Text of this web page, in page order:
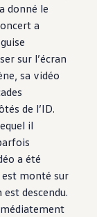
donné le
a
sur l’écran
sa vidéo
de l’ID.
il
a été
est monté sur
descendu.